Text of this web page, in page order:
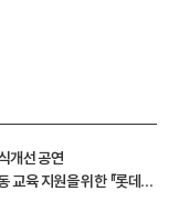
개선 공연
롯데케미칼 임직원과 함께하는 아프리카 아동 교육 지원을 위한 『롯데케미칼이 그리는 아름다운 세상』